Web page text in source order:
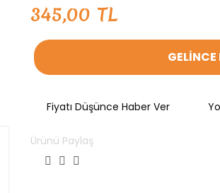
345,00 TL
GELİNCE
Fiyatı Düşünce Haber Ver
Ürünü Paylaş